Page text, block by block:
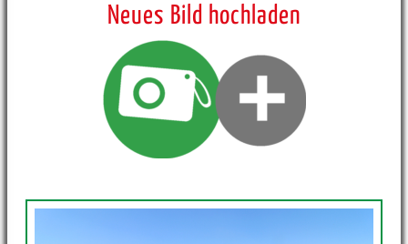
Neues Bild hochladen